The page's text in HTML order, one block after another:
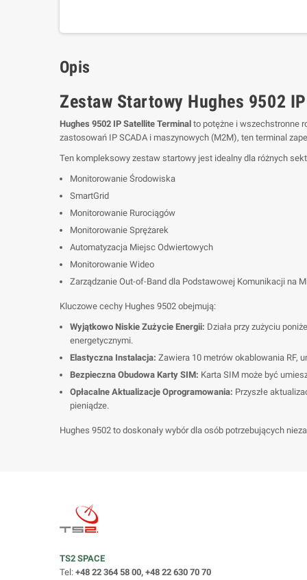
Opis
Zestaw Startowy Hughes 9502
Hughes 9502 IP Satellite Terminal to potężne i wszechstronne
zastosowań IP SCADA i maszynowych (M2M), ten terminal
Ten kompleksowy zestaw startowy jest idealny dla różnych
Monitorowanie Środowiska
SmartGrid
Monitorowanie Rurociągów
Monitorowanie Sprężarek
Automatyzacja Miejsc Odwiertowych
Monitorowanie Wideo
Zarządzanie Out-of-Band dla Podstawowej Komunikacji na
Kluczowe cechy Hughes 9502 obejmują:
Wyjątkowo Niskie Zużycie Energii: Działa przy zużyciu
energetycznymi.
Elastyczna Instalacja: Zawiera 10 metrów okablowania RF,
Bezpieczna Obudowa Karty SIM: Karta SIM może być
Opłacalne Aktualizacje Oprogramowania: Przyszłe
pieniądze.
Hughes 9502 to doskonały wybór dla osób potrzebujących
TS2 SPACE
Tel: +48 22 364 58 00, +48 22 630 70 70